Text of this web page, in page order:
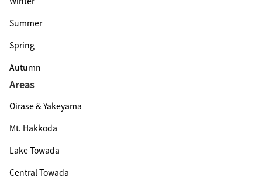
Summer
Spring
Autumn
Areas
Oirase & Yakeyama
Mt. Hakkoda
Lake Towada
Central Towada